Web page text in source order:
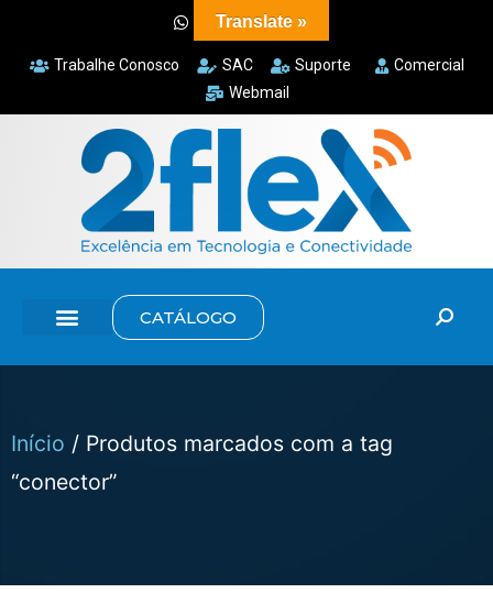
Trabalhe Conosco SAC Suporte
Comercial
Webmail
CATÁLOGO
Início / Produtos marcados com a tag
“conector”
Translate »